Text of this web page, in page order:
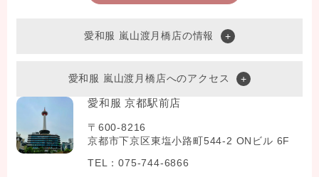
愛和服 嵐山渡月橋店の情報
愛和服 嵐山渡月橋店へのアクセス
愛和服 京都駅前店
〒600-8216
京都市下京区東塩小路町544-2 ONビル 6F
TEL：075-744-6866